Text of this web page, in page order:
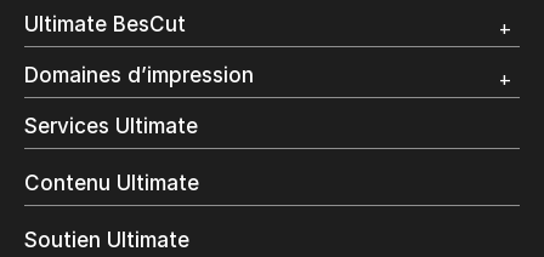
Démo
Témoignages clients
Ultimate BesCut
Apercu
Démo
Domaines d’impression
Publipostage et Transactionnel
Impression Commerciale
Livres à la demande
Impression jet d’encre
Impression d’étiquettes
Services Ultimate
Contenu Ultimate
Soutien Ultimate